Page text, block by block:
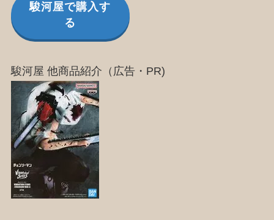
駿河屋で購入す
る
駿河屋 他商品紹介（広告・PR)